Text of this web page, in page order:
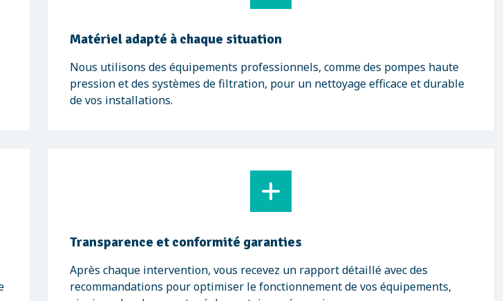
Matériel adapté à chaque situation
Nous utilisons des équipements professionnels, comme des pompes haute
pression et des systèmes de filtration, pour un nettoyage efficace et durable
de vos installations.
Transparence et conformité garanties
Après chaque intervention, vous recevez un rapport détaillé avec des
recommandations pour optimiser le fonctionnement de vos équipements,